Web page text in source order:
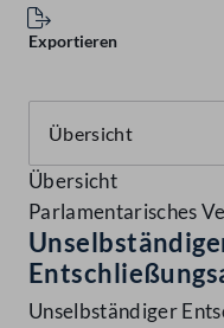
Exportieren
Übersicht
Parlamentarisches
Unselbständiger